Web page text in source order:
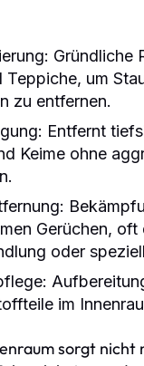
Gründliche
Teppiche, um
zu entfernen.
Entfernt
Keime ohne
Gerüchen, oft
oder
im
sorgt nicht